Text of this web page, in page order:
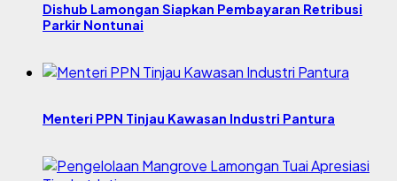
Dishub Lamongan Siapkan Pembayaran Retribusi
Parkir Nontunai
Menteri PPN Tinjau Kawasan Industri Pantura